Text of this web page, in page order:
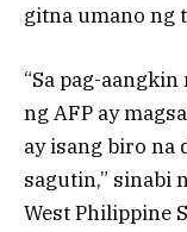
gitna umano ng
“Sa pag-
ng AFP ay
ay isang biro na
sagutin,” sinabi
West Philippine